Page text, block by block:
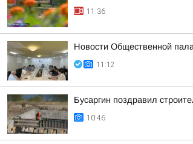
11:36
Новости Общественной
11:12
Бусаргин поздравил
10:46